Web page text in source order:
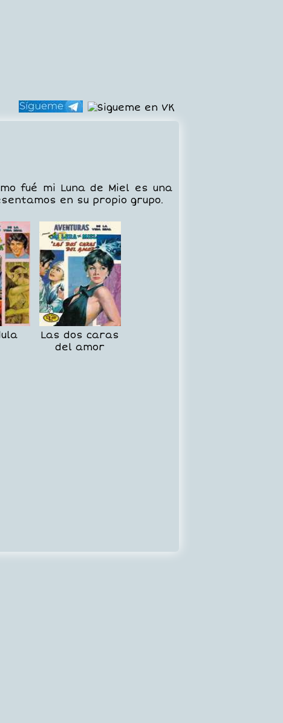
fué mi Luna de Miel es una
en su propio grupo.
Las dos caras
del amor